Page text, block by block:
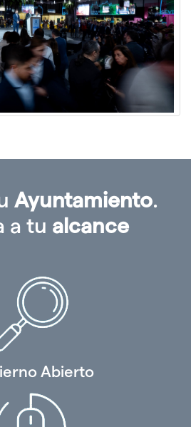
Ayuntamiento.
a tu alcance
Abierto